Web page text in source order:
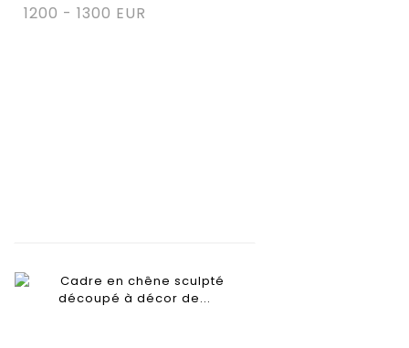
1200 - 1300 EUR